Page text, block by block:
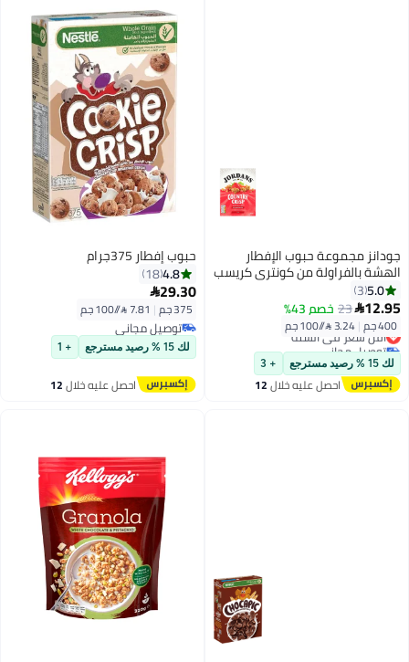
جودانز مجموعة حبوب الإفطار
الهشة بالفراولة من كونتري كريسب
400جرام5.0
3
12.95
23 خصم 43%
400 جم |
أقل سعر في السنة
توصيل مجاني
أقل سعر في السنةلك 15 % رصيد مسترجع + 3
احصل عليه خلال12
حبوب إفطار 375جرام
4.8
18
29.30
375 جم |
توصيل مجاني
توصيل مجانيلك 15 % رصيد مسترجع + 1
احصل عليه خلال12